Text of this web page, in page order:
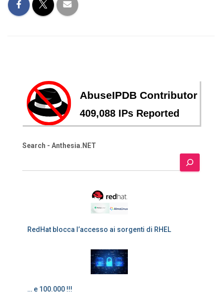
Search - Anthesia.NET
RedHat blocca l’accesso ai sorgenti di RHEL
… e 100.000 !!!